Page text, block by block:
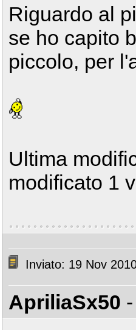
Riguardo al
se ho capito
piccolo, per
Ultima
modificato 1
Inviato: 19 Nov
ApriliaSx50